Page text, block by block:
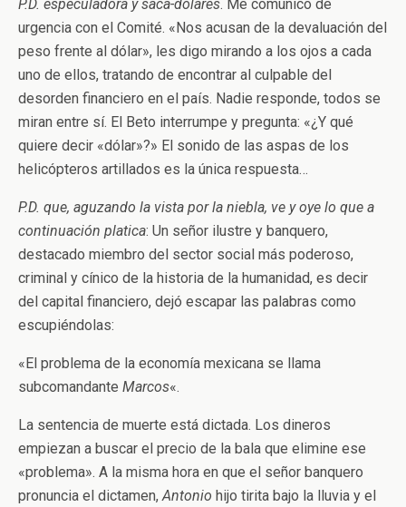
P.D. especuladora y saca-dólares. Me comunico de
urgencia con el Comité. «Nos acusan de la devaluación del
peso frente al dólar», les digo mirando a los ojos a cada
uno de ellos, tratando de encontrar al culpable del
desorden financiero en el país. Nadie responde, todos se
miran entre sí. El Beto interrumpe y pregunta: «¿Y qué
quiere decir «dólar»?» El sonido de las aspas de los
helicópteros artillados es la única respuesta…
P.D. que, aguzando la vista por la niebla, ve y oye lo que a
continuación platica: Un señor ilustre y banquero,
destacado miembro del sector social más poderoso,
criminal y cínico de la historia de la humanidad, es decir
del capital financiero, dejó escapar las palabras como
escupiéndolas:
«El problema de la economía mexicana se llama
subcomandante Marcos«.
La sentencia de muerte está dictada. Los dineros
empiezan a buscar el precio de la bala que elimine ese
«problema». A la misma hora en que el señor banquero
pronuncia el dictamen,Antonio hijo tirita bajo la lluvia y el